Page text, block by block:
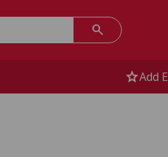
search
starAdd